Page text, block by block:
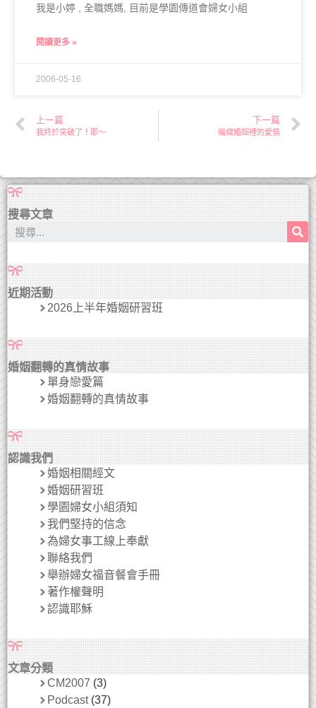
我是小婷 , 全職媽媽, 目前是學園傳道會婦女小組
閱讀更多 »
2006-05-16
上一篇
我終於突破了！耶～
下一篇
編織婚姻裡的愛情
搜尋文章
近期活動
2026上半年婚姻研習班
婚姻翻轉的真情故事
單身戀愛篇
婚姻翻轉的真情故事
認識我們
婚姻相關經文
婚姻研習班
學園婦女小組須知
我們堅持的信念
為婦女事工線上奉獻
聯絡我們
舉辦婦女福音餐會手冊
著作權聲明
認識耶穌
文章分類
CM2007 (3)
Podcast(37)